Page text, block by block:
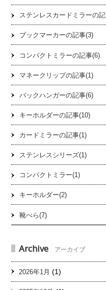
ステンレスカードミラーの
ブックマーカーの記事(3)
コンパクトミラーの記事(6)
マネークリップの記事(1)
バックハンガーの記事(6)
キーホルダーの記事(10)
カードミラーの記事(1)
ステンレスシリーズ(1)
コンパクトミラー(1)
キーホルダー(2)
靴べら(7)
Archive アーカイブ
2026年1月 (1)